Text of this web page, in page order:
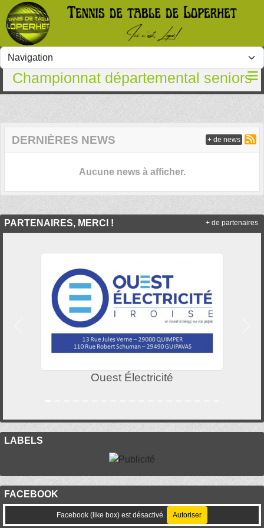
Championnat départemental seniors
DERNIÈRES NEWS
Aucune news à afficher.
+ de news
PARTENAIRES, MERCI !
Ouest Électricité
Précedent
+ de partenaires
LABELS
FACEBOOK
Facebook (like box) est désactivé. Autoriser
Panneau de gestion des cookies